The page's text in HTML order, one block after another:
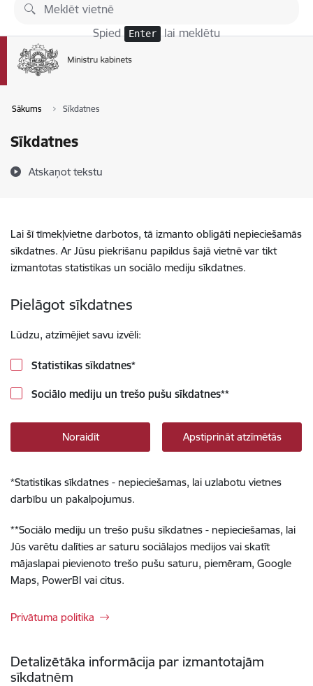
Pāriet uz lapas saturu
Spied Enter lai meklētu
Sākums Sīkdatnes
Sīkdatnes
Atskaņot tekstu
Lai šī tīmekļvietne darbotos, tā izmanto obligāti nepieciešamās
sīkdatnes. Ar Jūsu piekrišanu papildus šajā vietnē var tikt
izmantotas statistikas un sociālo mediju sīkdatnes.
Pielāgot sīkdatnes
Lūdzu, atzīmējiet savu izvēli:
Statistikas sīkdatnes*
Sociālo mediju un trešo pušu sīkdatnes**
Noraidīt Apstiprināt atzīmētās
*Statistikas sīkdatnes - nepieciešamas, lai uzlabotu vietnes
darbību un pakalpojumus.
**Sociālo mediju un trešo pušu sīkdatnes - nepieciešamas, lai
Jūs varētu dalīties ar saturu sociālajos medijos vai skatīt
mājaslapai pievienoto trešo pušu saturu, piemēram, Google
Maps, PowerBI vai citus.
Privātuma politika
Detalizētāka informācija par izmantotajām
sīkdatnēm